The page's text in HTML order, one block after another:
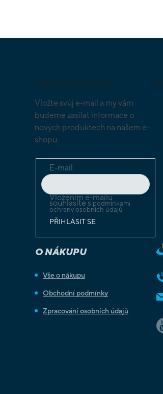
Odebírat newsletter
Vložte svůj e-mail a my vám
budeme zasílat informace o
nových produktech na našem e-
shopu.
E-mail
Vložením e-mailu
souhlasíte s podmínkami
ochrany osobních údajů
PŘIHLÁSIT SE
O NÁKUPU
Vše o nákupu
Obchodní podmínky
Zpracování osobních údajů